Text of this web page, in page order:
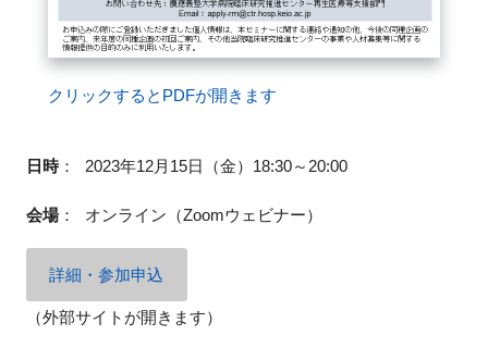
閉じる
クリックするとPDFが開きます
日時： 2023年12月15日（金）18:30～20:00
会場： オンライン（Zoomウェビナー）
詳細・参加申込
（外部サイトが開きます）